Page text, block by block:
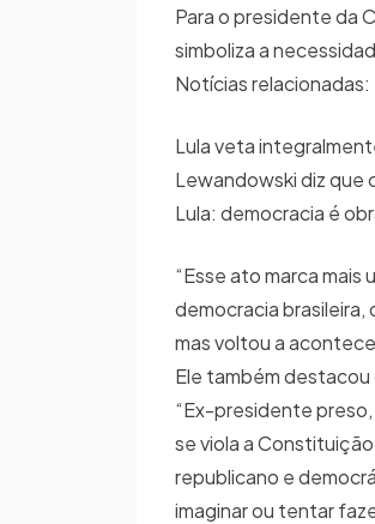
Para o presidente da
simboliza a
Notícias relacionadas:
Lula veta
Lewandowski diz que
Lula: democracia é
“Esse ato marca
democracia
mas voltou a
Ele também
“Ex-presidente
se viola a
republicano e
imaginar ou tentar